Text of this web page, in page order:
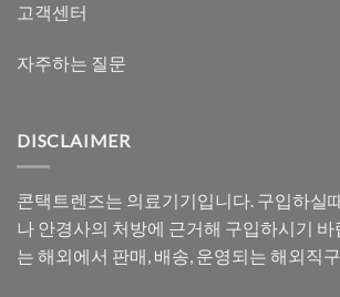
고객센터
자주하는 질문
DISCLAIMER
콘택트렌즈는 의료기기입니다. 구입하실
나 안경사의 처방에 근거해 구입하시기 바
는 해외에서 판매, 배송, 운영되는 해외직